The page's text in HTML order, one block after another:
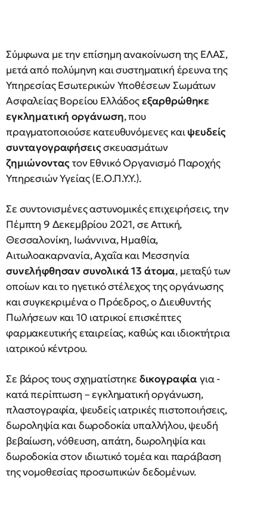
Σύμφωνα με την επίσημη ανακοίνωση της ΕΛΑΣ,
μετά από πολύμηνη και συστηματική έρευνα της
Υπηρεσίας Εσωτερικών Υποθέσεων Σωμάτων
Ασφαλείας Βορείου Ελλάδοςεξαρθρώθηκε
εγκληματική οργάνωση, που
πραγματοποιούσε κατευθυνόμενες καιψευδείς
συνταγογραφήσειςσκευασμάτων
ζημιώνονταςτον Εθνικό Οργανισμό Παροχής
Υπηρεσιών Υγείας (Ε.Ο.Π.Υ.Υ.).
Σε συντονισμένες αστυνομικές επιχειρήσεις, την
Πέμπτη 9 Δεκεμβρίου 2021, σε Αττική,
Θεσσαλονίκη, Ιωάννινα, Ημαθία,
Αιτωλοακαρνανία, Αχαΐα και Μεσσηνία
συνελήφθησαν συνολικά 13 άτομα, μεταξύ των
οποίων και το ηγετικό στέλεχος της οργάνωσης
και συγκεκριμένα ο Πρόεδρος, ο Διευθυντής
Πωλήσεων και 10 ιατρικοί επισκέπτες
φαρμακευτικής εταιρείας, καθώς και ιδιοκτήτρια
ιατρικού κέντρου.
Σε βάρος τους σχηματίστηκε δικογραφία για -
κατά περίπτωση – εγκληματική οργάνωση,
πλαστογραφία, ψευδείς ιατρικές πιστοποιήσεις,
δωροληψία και δωροδοκία υπαλλήλου, ψευδή
βεβαίωση, νόθευση, απάτη, δωροληψία και
δωροδοκία στον ιδιωτικό τομέα και παράβαση
της νομοθεσίας προσωπικών δεδομένων.